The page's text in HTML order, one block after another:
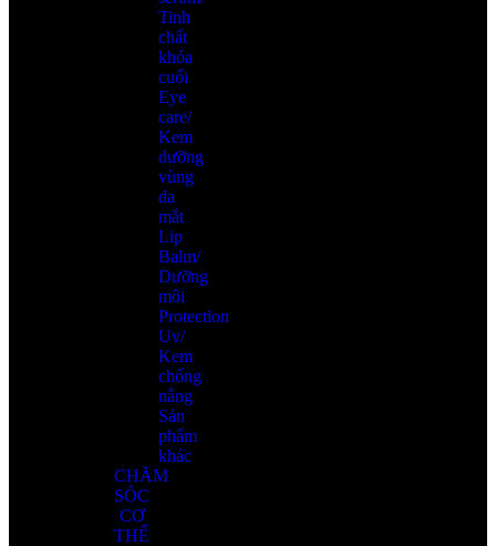
Tinh
chất
khóa
cuối
Eye
care/
Kem
dưỡng
vùng
da
mắt
Lip
Balm/
Dưỡng
môi
Protection
Uv/
Kem
chống
nắng
Sản
phẩm
khác
CHĂM
SÓC
CƠ
THỂ